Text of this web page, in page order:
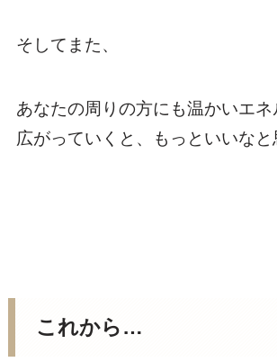
そしてまた、
あなたの周りの方にも温かいエ
広がっていくと、もっといいなと
これから…